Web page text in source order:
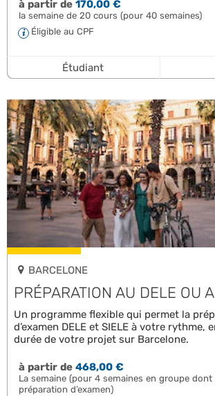
à partir de170,00 €
la semaine de 20 cours (pour 40 semaines)
Éligible au CPF
Étudiant
BARCELONE
PRÉPARATION AU DELE OU
Un programme flexible qui permet la
d’examen DELE et SIELE à votre rythme,
durée de votre projet sur Barcelone.
à partir de468,00 €
La semaine (pour 4 semaines en groupe dont
préparation d’examen)